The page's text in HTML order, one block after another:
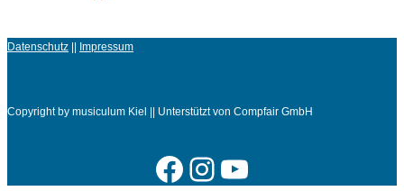
Datenschutz Impressum
Copyright by musiculum Kiel || Unterstützt von Compfair GmbH
Facebook
Instagram
YouTube